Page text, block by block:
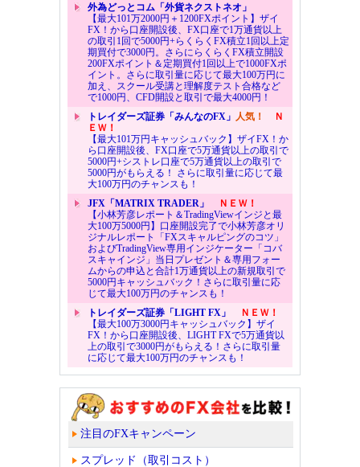
外為どっとコム「外貨ネクストネオ」
【最大101万2000円＋1200FXポイント】ザイ
FX！から口座開設後、FX口座で1万通貨以上
の取引1回で5000円+らくらくFX積立1回以上定
期買付で3000円。さらにらくらくFX積立開設
200FXポイント＆定期買付1回以上で1000FXポ
イント。さらに取引量に応じて最大100万円に
加え、スクール受講と理解度テスト合格など
で1000円、CFD開設と取引で最大4000円！
トレイダーズ証券「みんなのFX」 人気！
Ｎ
ＥＷ！
【最大101万円キャッシュバック】ザイFX！か
ら口座開設後、FX口座で5万通貨以上の取引で
5000円+シストレ口座で5万通貨以上の取引で
5000円がもらえる！ さらに取引量に応じて最
大100万円のチャンスも！
JFX「MATRIX TRADER」
ＮＥＷ！
【小林芳彦レポート＆TradingViewインジと最
大100万5000円】口座開設完了で小林芳彦オリ
ジナルレポート「FXスキャルピングのコツ」
およびTradingView専用インジケーター「コバ
スキャインジ」当日プレゼント＆専用フォー
ムからの申込と合計1万通貨以上の新規取引で
5000円キャッシュバック！さらに取引量に応
じて最大100万円のチャンスも！
トレイダーズ証券「LIGHT FX」
ＮＥＷ！
【最大100万3000円キャッシュバック】ザイ
FX！から口座開設後、LIGHT FXで5万通貨以
上の取引で3000円がもらえる！さらに取引量
に応じて最大100万円のチャンスも！
注目のFXキャンペーン
スプレッド（取引コスト）